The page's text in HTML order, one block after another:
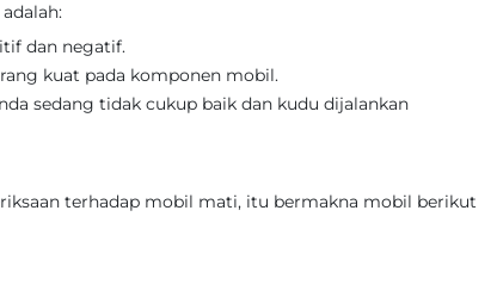
dan negatif.
kuat pada komponen mobil.
sedang tidak cukup baik dan kudu dijalankan
terhadap mobil mati, itu bermakna mobil berikut